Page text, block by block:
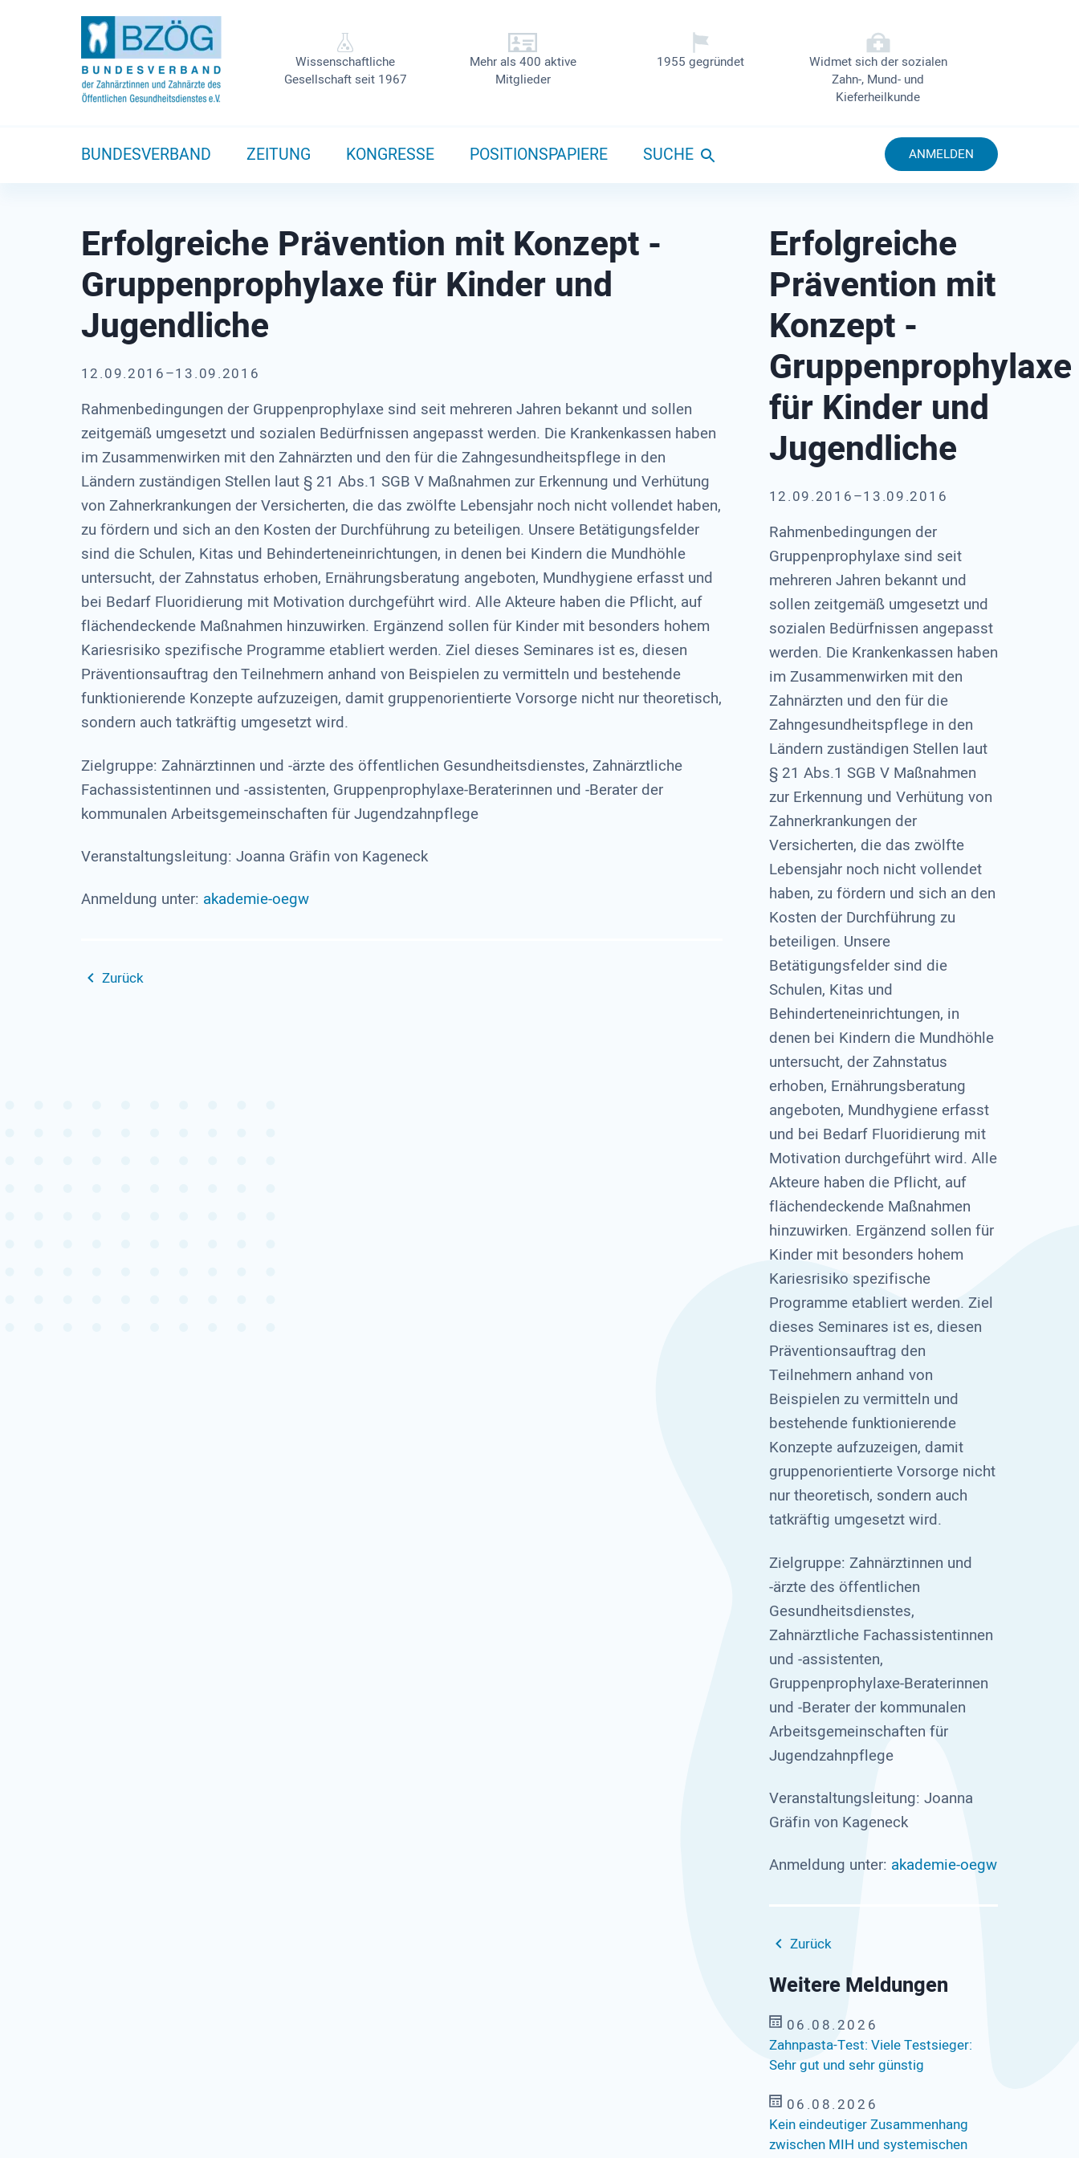
Wissenschaftliche
Gesellschaft seit 1967
Mehr als 400 aktive
Mitglieder
1955 gegründet
Widmet sich der sozialen
Zahn-, Mund- und
Kieferheilkunde
BUNDESVERBAND ZEITUNG KONGRESSE POSITIONSPAPIERE SUCHE ANMELDEN
Erfolgreiche Prävention mit Konzept -
Gruppenprophylaxe für Kinder und
Jugendliche
12.09.2016–13.09.2016
Rahmenbedingungen der Gruppenprophylaxe sind seit mehreren Jahren bekannt und sollen
zeitgemäß umgesetzt und sozialen Bedürfnissen angepasst werden. Die Krankenkassen haben
im Zusammenwirken mit den Zahnärzten und den für die Zahngesundheitspflege in den
Ländern zuständigen Stellen laut § 21 Abs.1 SGB V Maßnahmen zur Erkennung und Verhütung
von Zahnerkrankungen der Versicherten, die das zwölfte Lebensjahr noch nicht vollendet haben,
zu fördern und sich an den Kosten der Durchführung zu beteiligen. Unsere Betätigungsfelder
sind die Schulen, Kitas und Behinderteneinrichtungen, in denen bei Kindern die Mundhöhle
untersucht, der Zahnstatus erhoben, Ernährungsberatung angeboten, Mundhygiene erfasst und
bei Bedarf Fluoridierung mit Motivation durchgeführt wird. Alle Akteure haben die Pflicht, auf
flächendeckende Maßnahmen hinzuwirken. Ergänzend sollen für Kinder mit besonders hohem
Kariesrisiko spezifische Programme etabliert werden. Ziel dieses Seminares ist es, diesen
Präventionsauftrag den Teilnehmern anhand von Beispielen zu vermitteln und bestehende
funktionierende Konzepte aufzuzeigen, damit gruppenorientierte Vorsorge nicht nur theoretisch,
sondern auch tatkräftig umgesetzt wird.
Zielgruppe: Zahnärztinnen und -ärzte des öffentlichen Gesundheitsdienstes, Zahnärztliche
Fachassistentinnen und -assistenten, Gruppenprophylaxe-Beraterinnen und -Berater der
kommunalen Arbeitsgemeinschaften für Jugendzahnpflege
Veranstaltungsleitung: Joanna Gräfin von Kageneck
Anmeldung unter: akademie-oegw
Zurück
Erfolgreiche
Prävention mit
Konzept -
Gruppenprophylaxe
für Kinder und
Jugendliche
12.09.2016–13.09.2016
Rahmenbedingungen der
Gruppenprophylaxe sind seit
mehreren Jahren bekannt und
sollen zeitgemäß umgesetzt und
sozialen Bedürfnissen angepasst
werden. Die Krankenkassen haben
im Zusammenwirken mit den
Zahnärzten und den für die
Zahngesundheitspflege in den
Ländern zuständigen Stellen laut
§ 21 Abs.1 SGB V Maßnahmen
zur Erkennung und Verhütung von
Zahnerkrankungen der
Versicherten, die das zwölfte
Lebensjahr noch nicht vollendet
haben, zu fördern und sich an den
Kosten der Durchführung zu
beteiligen. Unsere
Betätigungsfelder sind die
Schulen, Kitas und
Behinderteneinrichtungen, in
denen bei Kindern die Mundhöhle
untersucht, der Zahnstatus
erhoben, Ernährungsberatung
angeboten, Mundhygiene erfasst
und bei Bedarf Fluoridierung mit
Motivation durchgeführt wird. Alle
Akteure haben die Pflicht, auf
flächendeckende Maßnahmen
hinzuwirken. Ergänzend sollen für
Kinder mit besonders hohem
Kariesrisiko spezifische
Programme etabliert werden. Ziel
dieses Seminares ist es, diesen
Präventionsauftrag den
Teilnehmern anhand von
Beispielen zu vermitteln und
bestehende funktionierende
Konzepte aufzuzeigen, damit
gruppenorientierte Vorsorge nicht
nur theoretisch, sondern auch
tatkräftig umgesetzt wird.
Zielgruppe: Zahnärztinnen und
-ärzte des öffentlichen
Gesundheitsdienstes,
Zahnärztliche Fachassistentinnen
und -assistenten,
Gruppenprophylaxe-Beraterinnen
und -Berater der kommunalen
Arbeitsgemeinschaften für
Jugendzahnpflege
Veranstaltungsleitung: Joanna
Gräfin von Kageneck
Anmeldung unter: akademie-oegw
Zurück
Weitere Meldungen
06.08.2026
Zahnpasta-Test: Viele Testsieger:
Sehr gut und sehr günstig
06.08.2026
Kein eindeutiger Zusammenhang
zwischen MIH und systemischen